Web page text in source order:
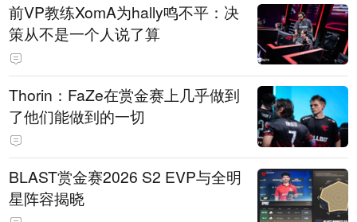
前VP教练XomA为hally鸣不平：决
策从不是一个人说了算
Thorin：FaZe在赏金赛上几乎做到
了他们能做到的一切
BLAST赏金赛2026 S2 EVP与全明
星阵容揭晓